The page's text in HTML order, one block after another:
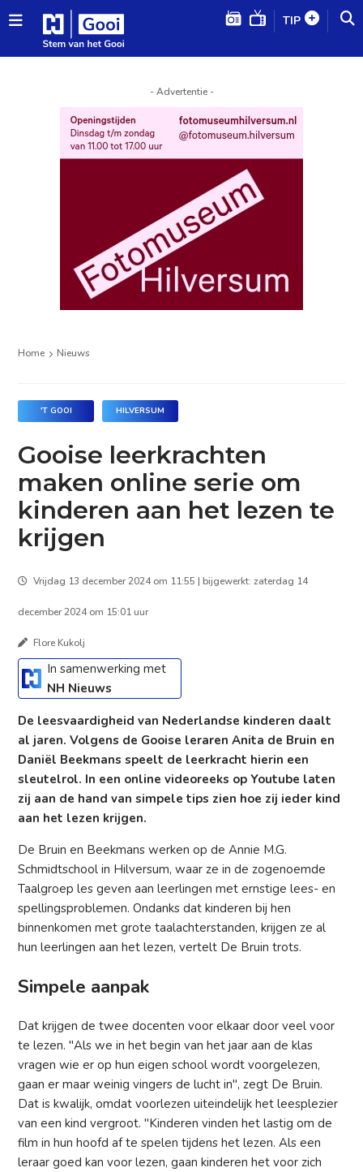
TIP
- Advertentie -
Home Nieuws
'T GOOI HILVERSUM
Gooise leerkrachten
maken online serie om
kinderen aan het lezen te
krijgen
Vrijdag 13 december 2024 om 11:55 | bijgewerkt: zaterdag 14
december 2024 om 15:01 uur
Flore Kukolj
In samenwerking met
NH Nieuws
De leesvaardigheid van Nederlandse kinderen daalt
al jaren. Volgens de Gooise leraren Anita de Bruin en
Daniël Beekmans speelt de leerkracht hierin een
sleutelrol. In een online videoreeks op Youtube laten
zij aan de hand van simpele tips zien hoe zij ieder kind
aan het lezen krijgen.
De Bruin en Beekmans werken op de Annie M.G.
Schmidtschool in Hilversum, waar ze in de zogenoemde
Taalgroep les geven aan leerlingen met ernstige lees- en
spellingsproblemen. Ondanks dat kinderen bij hen
binnenkomen met grote taalachterstanden, krijgen ze al
hun leerlingen aan het lezen, vertelt De Bruin trots.
Simpele aanpak
Dat krijgen de twee docenten voor elkaar door veel voor
te lezen. "Als we in het begin van het jaar aan de klas
vragen wie er op hun eigen school wordt voorgelezen,
gaan er maar weinig vingers de lucht in", zegt De Bruin.
Dat is kwalijk, omdat voorlezen uiteindelijk het leesplezier
van een kind vergroot. "Kinderen vinden het lastig om de
film in hun hoofd af te spelen tijdens het lezen. Als een
leraar goed kan voor lezen, gaan kinderen het voor zich